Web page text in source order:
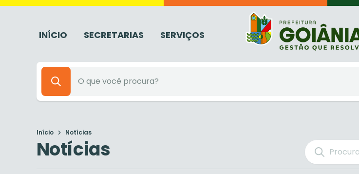
INÍCIO SECRETARIAS SERVIÇOS
Início Notícias
Notícias